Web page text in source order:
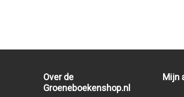
Over de
Groeneboekenshop.nl
Mijn